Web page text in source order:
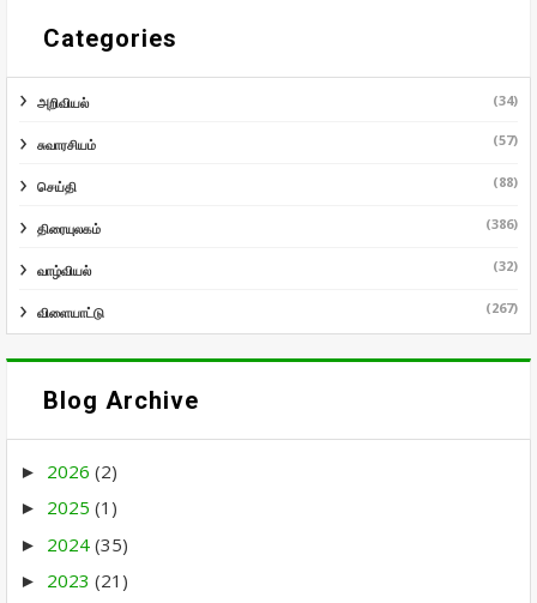
Categories
அறிவியல் (34)
சுவாரசியம் (57)
செய்தி (88)
திரையுலகம் (386)
வாழ்வியல் (32)
விளையாட்டு (267)
Blog Archive
► 2026 (2)
► 2025 (1)
► 2024 (35)
► 2023 (21)